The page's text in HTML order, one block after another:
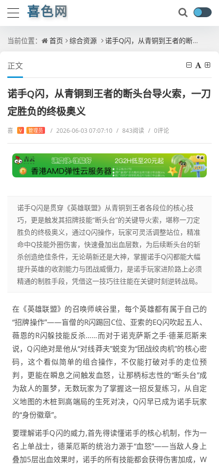
喜色网
当前位置： 首页 综合资源 诺手Q闪，从青铜到王者的断头台导火索，一刀定胜负的终极奥义
正文
诺手Q闪，从青铜到王者的断头台导火索，一刀
定胜负的终极奥义
喜 V 管理员 / 2026-06-03 07:07:10 / 843阅读 / 0评论
诺手Q闪是贯穿《英雄联盟》从青铜到王者各段位的核心技
巧，更是触发其招牌技能“断头台”的关键导火索，堪称一刀定
胜负的终极奥义，通过Q闪操作，玩家可灵活调整站位，精准
命中Q技能外圈伤害，快速叠加出血层数，为后续断头台的斩
杀创造绝佳条件，无论萌新还是大神，掌握诺手Q闪都能大幅
提升英雄的收割能力与团战威慑力，是诺手玩家进阶路上必须
精通的制胜手段，凭借这一技巧往往能在关键时刻逆转战局。
在《英雄联盟》的召唤师峡谷里，每个英雄都有属于自己的
“招牌操作”——盲僧的R闪踢回C位、亚索的EQ闪吹起五人、
薇恩的R闪躲技能反杀……而对于诺克萨斯之手·德莱厄斯来
说，Q闪绝对是他从“对线莽夫”蜕变为“团战绞肉机”的核心密
码，这个看似简单的组合操作，不仅能打破对手的走位预
判，更能在瞬息之间触发血怒，让那柄标志性的“断头台”成
为敌人的噩梦，无数玩家为了掌握这一招反复练习，从自定
义地图的木桩到高端局的生死对决，Q闪早已成为诺手玩家
的“身份徽章”。
要理解诺手Q闪的威力,首先得读懂诺手的核心机制，作为一
名上单战士，德莱厄斯的统治力源于“血怒”——当敌人身上
叠加5层出血效果时，诺手的所有技能都会获得伤害加成，W